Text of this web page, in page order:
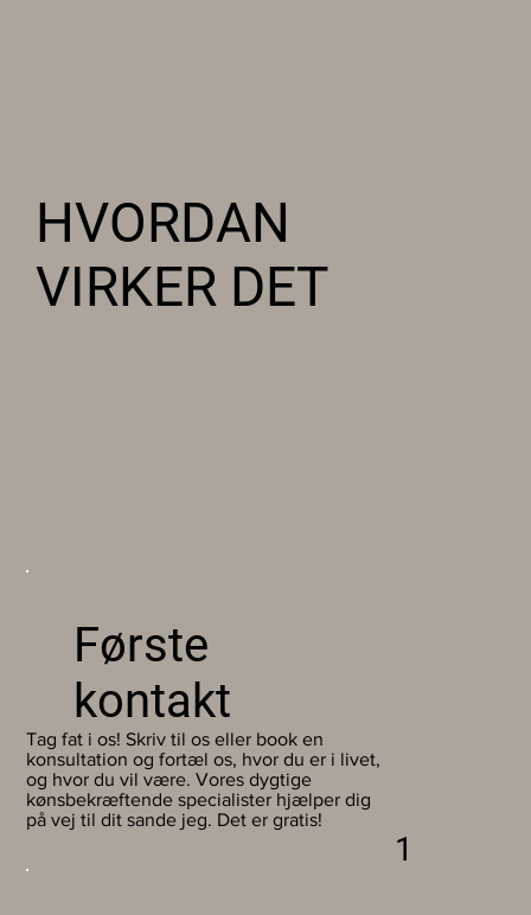
Første
kontakt
1
Tag fat i os! Skriv til os eller book en
konsultation og fortæl os, hvor du er i livet,
og hvor du vil være. Vores dygtige
kønsbekræftende specialister hjælper dig
på vej til dit sande jeg. Det er gratis!
HVORDAN
VIRKER DET